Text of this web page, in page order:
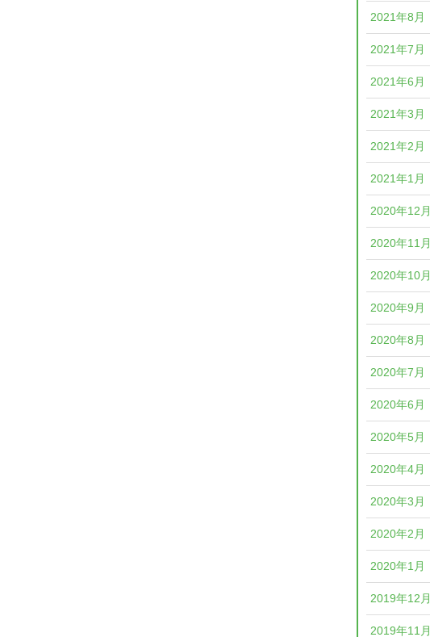
2021年8月
2021年7月
2021年6月
2021年3月
2021年2月
2021年1月
2020年12月
2020年11月
2020年10月
2020年9月
2020年8月
2020年7月
2020年6月
2020年5月
2020年4月
2020年3月
2020年2月
2020年1月
2019年12月
2019年11月